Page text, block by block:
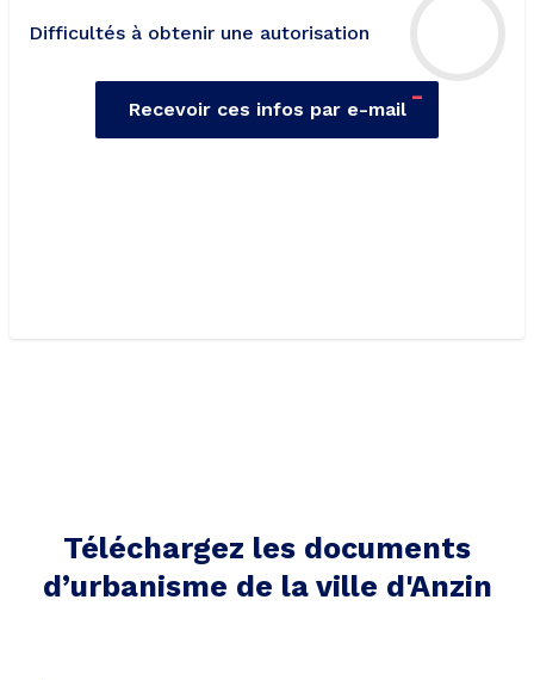
Difficultés à obtenir une autorisation
-
Recevoir ces infos par e-mail
Téléchargez les documents
d’urbanisme de la ville d'Anzin